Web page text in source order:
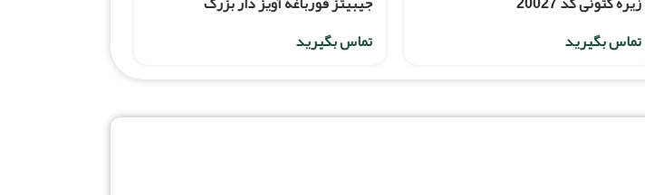
تماس بگیرید
تماس بگیرید